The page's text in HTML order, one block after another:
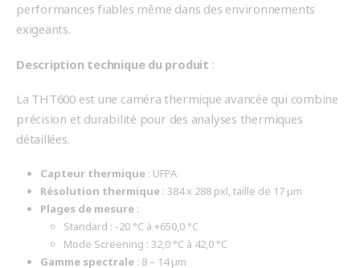
performances fiables même dans des environnements
exigeants.
Description technique du produit :
La THT600 est une caméra thermique avancée qui combine
précision et durabilité pour des analyses thermiques
détaillées.
Capteur thermique: UFPA
Résolution thermique: 384 x 288 pxl, taille de 17 µm
Plages de mesure:
Standard : -20 °C à +650,0 °C
Mode Screening : 32,0 °C à 42,0 °C
Gamme spectrale: 8 – 14 µm